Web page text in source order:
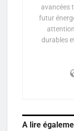
avancées
futur
durables
A lire